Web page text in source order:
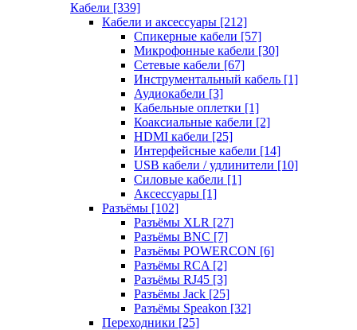
Кабели [339]
Кабели и аксессуары [212]
Спикерные кабели [57]
Микрофонные кабели [30]
Сетевые кабели [67]
Инструментальный кабель [1]
Аудиокабели [3]
Кабельные оплетки [1]
Коаксиальные кабели [2]
HDMI кабели [25]
Интерфейсные кабели [14]
USB кабели / удлинители [10]
Силовые кабели [1]
Аксессуары [1]
Разъёмы [102]
Разъёмы XLR [27]
Разъёмы BNC [7]
Разъёмы POWERCON [6]
Разъёмы RCA [2]
Разъёмы RJ45 [3]
Разъёмы Jack [25]
Разъёмы Speakon [32]
Переходники [25]